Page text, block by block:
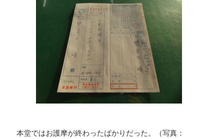
本堂ではお護摩が終わったばかりだった。（写真：